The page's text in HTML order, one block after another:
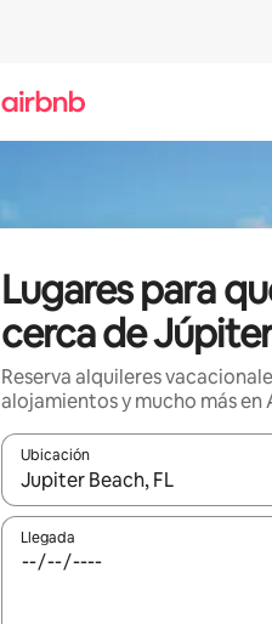
Lugares para
cerca de
Reserva alquileres
alojamientos y mucho más en
Ubicación
Cuando los resultados estén
Llegada